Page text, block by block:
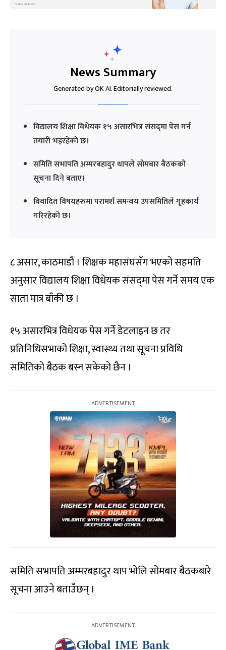
News Summary
Generated by OK AI. Editorially reviewed.
विद्यालय शिक्षा विधेयक १५ असारभित्र संसद्‍मा पेस गर्न
तयारी भइरहेको छ।
समिति सभापति अम्मरबहादुर थापले सोमबार बैठकको
सूचना दिने बताए।
विवादित विषयहरूमा परामर्श समन्वय उपसमितिले गृहकार्य
गरिरहेको छ।
८ असार, काठमाडौं । शिक्षक महासंघसँग भएको सहमति
अनुसार विद्यालय शिक्षा विधेयक संसद्‍मा पेस गर्ने समय एक
साता मात्र बाँकी छ ।
१५ असारभित्र विधेयक पेस गर्ने डेटलाइन छ तर
प्रतिनिधिसभाको शिक्षा, स्वास्थ्य तथा सूचना प्रविधि
समितिको बैठक बस्न सकेको छैन ।
समिति सभापति अम्मरबहादुर थाप भोलि सोमबार बैठकबारे
सूचना आउने बताउँछन् ।